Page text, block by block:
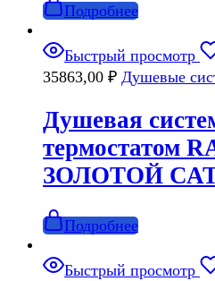
Подробнее
Быстрый просмотр
35863,00 ₽ Душевые
Душевая
термостатом
ЗОЛОТОЙ
Подробнее
Быстрый просмотр